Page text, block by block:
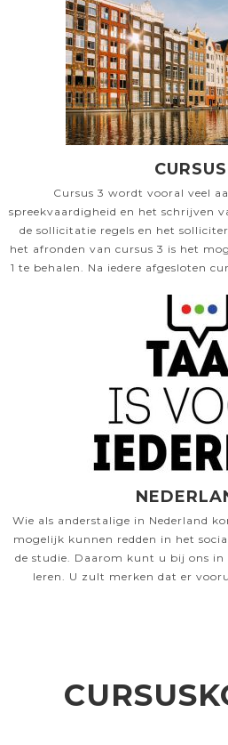
Cursus 3 wordt vooral veel
spreekvaardigheid en het schrijven
de sollicitatie regels en het
het afronden van cursus 3 is het
1 te behalen. Na iedere afgesloten
Wie als anderstalige in Nederland
mogelijk kunnen redden in het
de studie. Daarom kunt u bij ons in
leren. U zult merken dat er